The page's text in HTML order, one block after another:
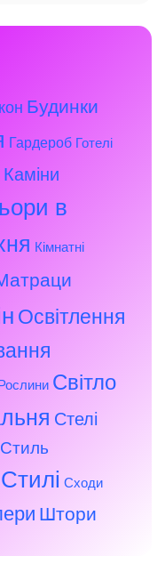
Будинки
Гардероб Готелі
Каміни
в
Кімнатні
Освітлення
Світло
Стелі
Стиль
Стилі Сходи
Штори